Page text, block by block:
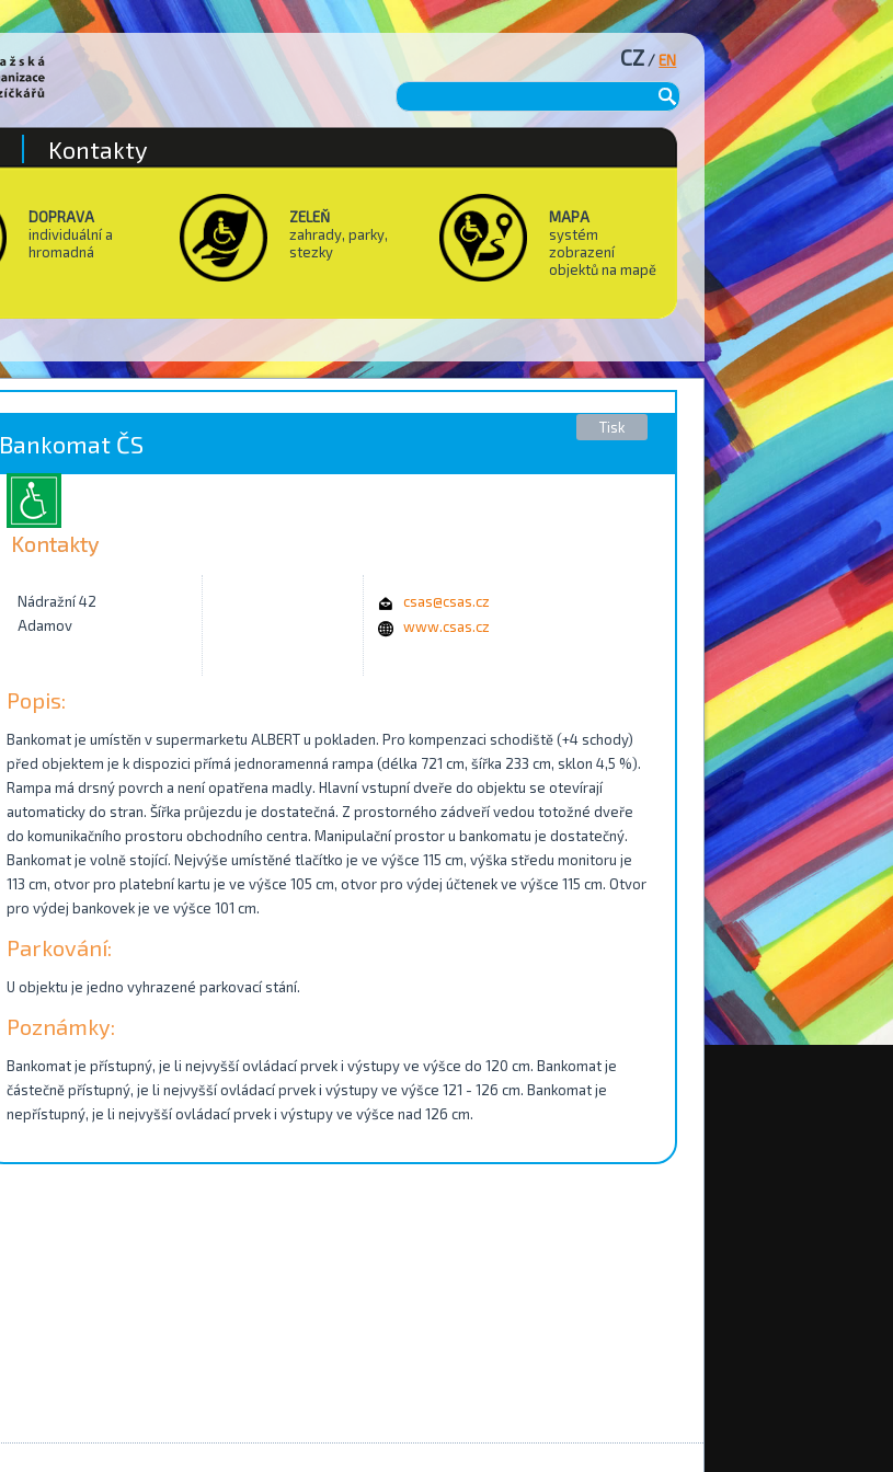
DOPRAVA
individuální a
hromadná
ZELEŇ
zahrady, parky,
stezky
MAPA
systém
zobrazení
objektů na mapě
CZ /EN
Kontakty
Tisk
Bankomat ČS
Kontakty
Nádražní 42
Adamov
csas@csas.cz
www.csas.cz
Popis:
Bankomat je umístěn v supermarketu ALBERT u pokladen. Pro kompenzaci schodiště (+4 schody)
před objektem je k dispozici přímá jednoramenná rampa (délka 721 cm, šířka 233 cm, sklon 4,5 %).
Rampa má drsný povrch a není opatřena madly. Hlavní vstupní dveře do objektu se otevírají
automaticky do stran. Šířka průjezdu je dostatečná. Z prostorného zádveří vedou totožné dveře
do komunikačního prostoru obchodního centra. Manipulační prostor u bankomatu je dostatečný.
Bankomat je volně stojící. Nejvýše umístěné tlačítko je ve výšce 115 cm, výška středu monitoru je
113 cm, otvor pro platební kartu je ve výšce 105 cm, otvor pro výdej účtenek ve výšce 115 cm. Otvor
pro výdej bankovek je ve výšce 101 cm.
Parkování:
U objektu je jedno vyhrazené parkovací stání.
Poznámky:
Bankomat je přístupný, je li nejvyšší ovládací prvek i výstupy ve výšce do 120 cm. Bankomat je
částečně přístupný, je li nejvyšší ovládací prvek i výstupy ve výšce 121 - 126 cm. Bankomat je
nepřístupný, je li nejvyšší ovládací prvek i výstupy ve výšce nad 126 cm.